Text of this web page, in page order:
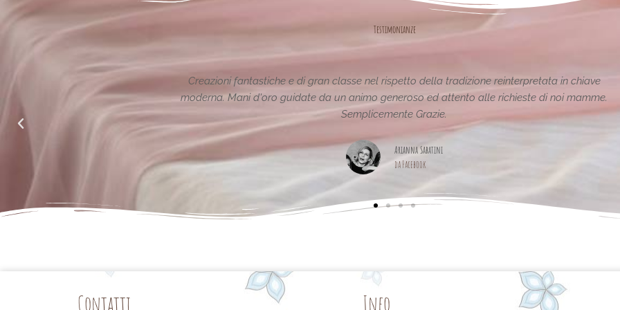
Testimonianze
classe nel rispetto della tradizione reinterpretata in chiave
un animo generoso ed attento alle richieste di noi mamme.
Le creazioni sono fantastiche e uniche..raffinate
pagina,piena di idee!grazie
Contatti Info